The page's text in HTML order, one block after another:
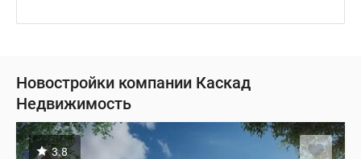
Новостройки компании Каскад
Недвижимость
3.8